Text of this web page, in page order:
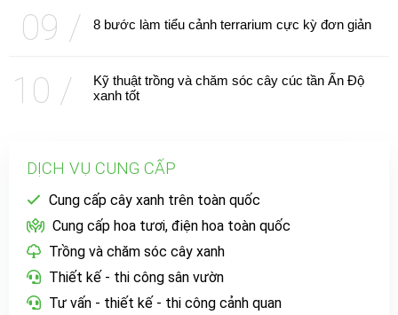
8 bước làm tiểu cảnh terrarium cực kỳ đơn giản
Kỹ thuật trồng và chăm sóc cây cúc tần Ấn Độ
xanh tốt
DỊCH VỤ CUNG CẤP
Cung cấp cây xanh trên toàn quốc
Cung cấp hoa tươi, điện hoa toàn quốc
Trồng và chăm sóc cây xanh
Thiết kế - thi công sân vườn
Tư vấn - thiết kế - thi công cảnh quan